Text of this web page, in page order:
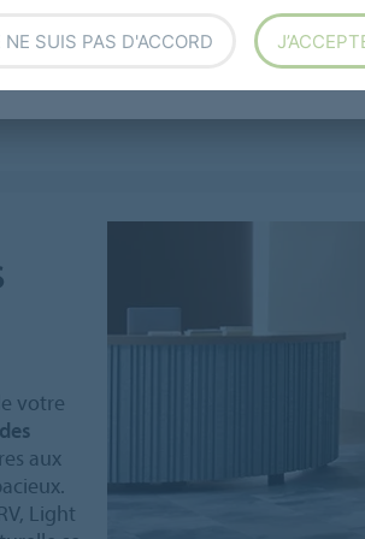
modifier la surface réelle.
votre
aux
Light
NE SUIS PAS D'ACCORD